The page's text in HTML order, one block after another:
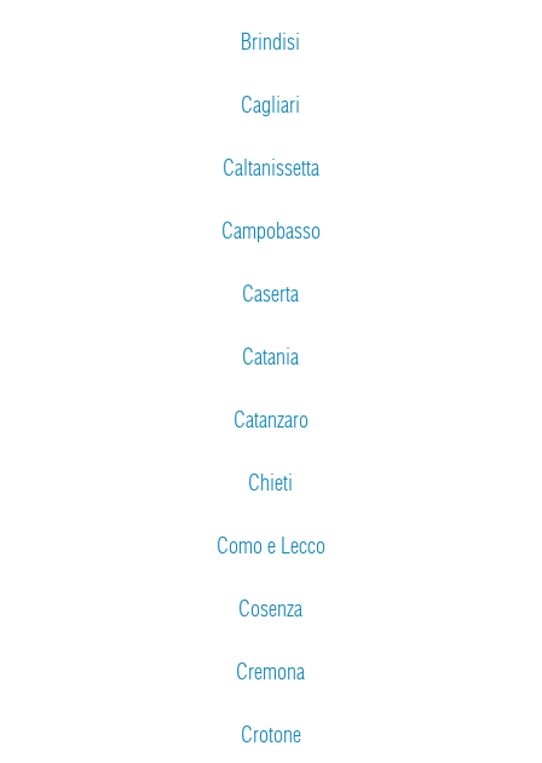
Brindisi
Cagliari
Caltanissetta
Campobasso
Caserta
Catania
Catanzaro
Chieti
Como e Lecco
Cosenza
Cremona
Crotone